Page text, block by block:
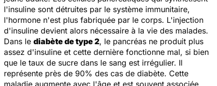
l'insuline sont détruites par le système immunitaire,
l'hormone n'est plus fabriquée par le corps. L'injection
d'insuline devient alors nécessaire à la vie des malades.
Dans le diabète de type 2, le pancréas ne produit plus
assez d'insuline et cette dernière fonctionne mal, si bien
que le taux de sucre dans le sang est irrégulier. Il
représente près de 90% des cas de diabète. Cette
maladie augmente avec l'âge et est souvent associée